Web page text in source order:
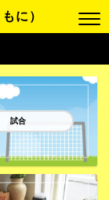
に）
試合